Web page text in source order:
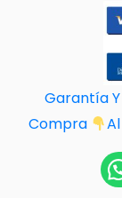
Garantía
Compra